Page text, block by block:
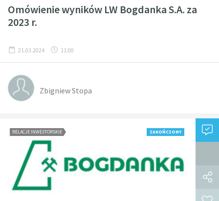
Omówienie wyników LW Bogdanka S.A. za
2023 r.
21.03.2024 11:00
Zbigniew Stopa
RELACJE INWESTORSKIE ZAKOŃCZONY